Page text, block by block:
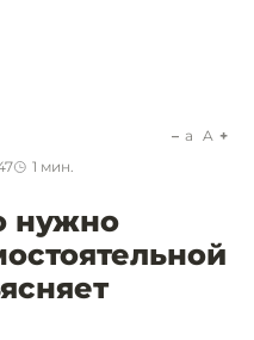
1 мин.
a A
нужно